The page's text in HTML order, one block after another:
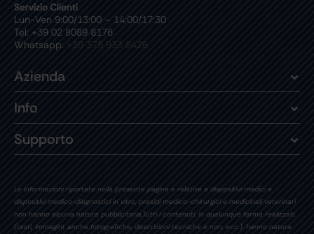
Servizio Clienti
Lun-Ven 9:00/13:00 – 14:00/17:30
Tel: +39 02 8089 8176
Whatsapp: +39 375 933 8426
Azienda
Info
Supporto
Le informazioni riportate nella presente pagina e relative a dispositivi medici e
dispositivi medico-diagnostici in vitro, presidi medico-chirurgici e medicinali veterinari
non hanno alcuna natura pubblicitaria.Tutti i contenuti, in qualunque forma realizzati,
(testi, immagini, anche fotografiche, descrizioni tecniche e non, ecc.), hanno natura